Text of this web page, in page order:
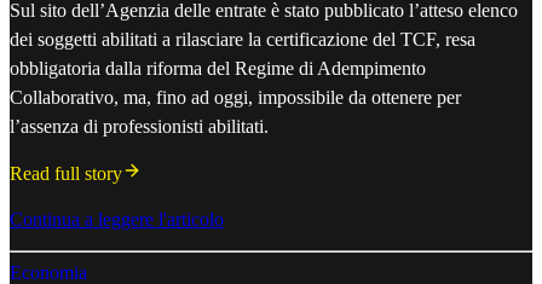
Sul sito dell’Agenzia delle entrate è stato pubblicato l’atteso elenco
dei soggetti abilitati a rilasciare la certificazione del TCF, resa
obbligatoria dalla riforma del Regime di Adempimento
Collaborativo, ma, fino ad oggi, impossibile da ottenere per
l’assenza di professionisti abilitati.
Read full story
Continua a leggere l'articolo
Economia